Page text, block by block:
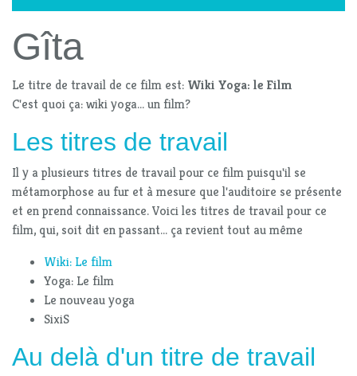
Gîta
Le titre de travail de ce film est: Wiki Yoga: le Film
C'est quoi ça: wiki yoga... un film?
Les titres de travail
Il y a plusieurs titres de travail pour ce film puisqu'il se
métamorphose au fur et à mesure que l'auditoire se présente
et en prend connaissance. Voici les titres de travail pour ce
film, qui, soit dit en passant... ça revient tout au même
Wiki: Le film
Yoga: Le film
Le nouveau yoga
SixiS
Au delà d'un titre de travail